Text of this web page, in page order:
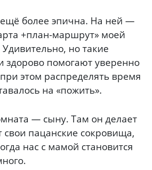
ещё более эпична. На ней —
+план-маршрут» моей
но такие
здорово помогают уверенно
этом распределять время
на «пожить».
— сыну. Там он делает
свои пацанские сокровища,
нас с мамой становится